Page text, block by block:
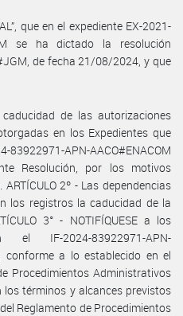
que en el expediente EX-2021-
se ha dictado la resolución
de fecha 21/08/2024, y que
caducidad de las autorizaciones
en los Expedientes que
APN-AACO#ENACOM
Resolución, por los motivos
2º - Las dependencias
los registros la caducidad de la
3° - NOTIFÍQUESE a los
IF-2024-83922971-APN-
conforme a lo establecido en el
Procedimientos Administrativos
términos y alcances previstos
Reglamento de Procedimientos